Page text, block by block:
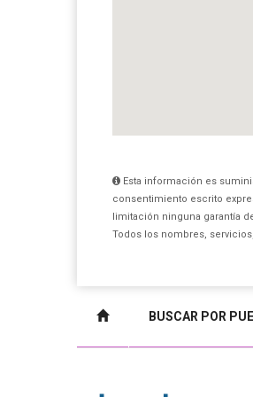
Esta información es
consentimiento escrito
limitación ninguna garantía
Todos los nombres,
BUSCAR POR